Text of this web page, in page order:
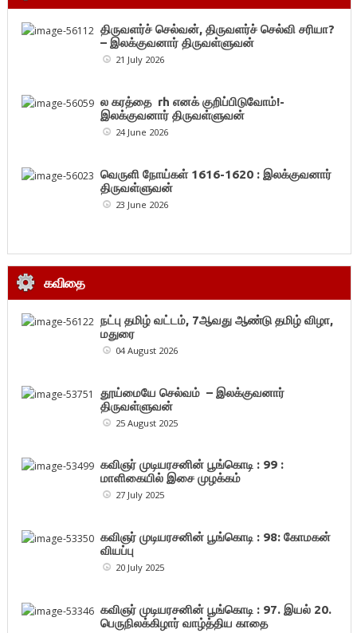
திருவளர்ச் செல்வன், திருவளர்ச் செல்வி சரியா?
– இலக்குவனார் திருவள்ளுவன்
21 July 2026
ல கரத்தை rh எனக் குறிப்பிடுவோம்!-
இலக்குவனார் திருவள்ளுவன்
24 June 2026
வெருளி நோய்கள் 1616-1620 : இலக்குவனார்
திருவள்ளுவன்
23 June 2026
கவிதை
நட்பு தமிழ் வட்டம், 7ஆவது ஆண்டு தமிழ் விழா,
மதுரை
04 August 2026
தூய்மையே செல்வம் – இலக்குவனார்
திருவள்ளுவன்
25 August 2025
கவிஞர் முடியரசனின் பூங்கொடி : 99 :
மாளிகையில் இசை முழக்கம்
27 July 2025
கவிஞர் முடியரசனின் பூங்கொடி : 98: கோமகன்
வியப்பு
20 July 2025
கவிஞர் முடியரசனின் பூங்கொடி : 97. இயல் 20.
பெருநிலக்கிழார் வாழ்த்திய காதை